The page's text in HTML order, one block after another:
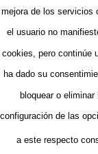
mejora de los servicios
el usuario no
cookies, pero continúe
ha dado su
bloquear o
configuración de las
a este respecto
Historia
Encargos
Productos
Green Ima
Media
Blog
Contacto